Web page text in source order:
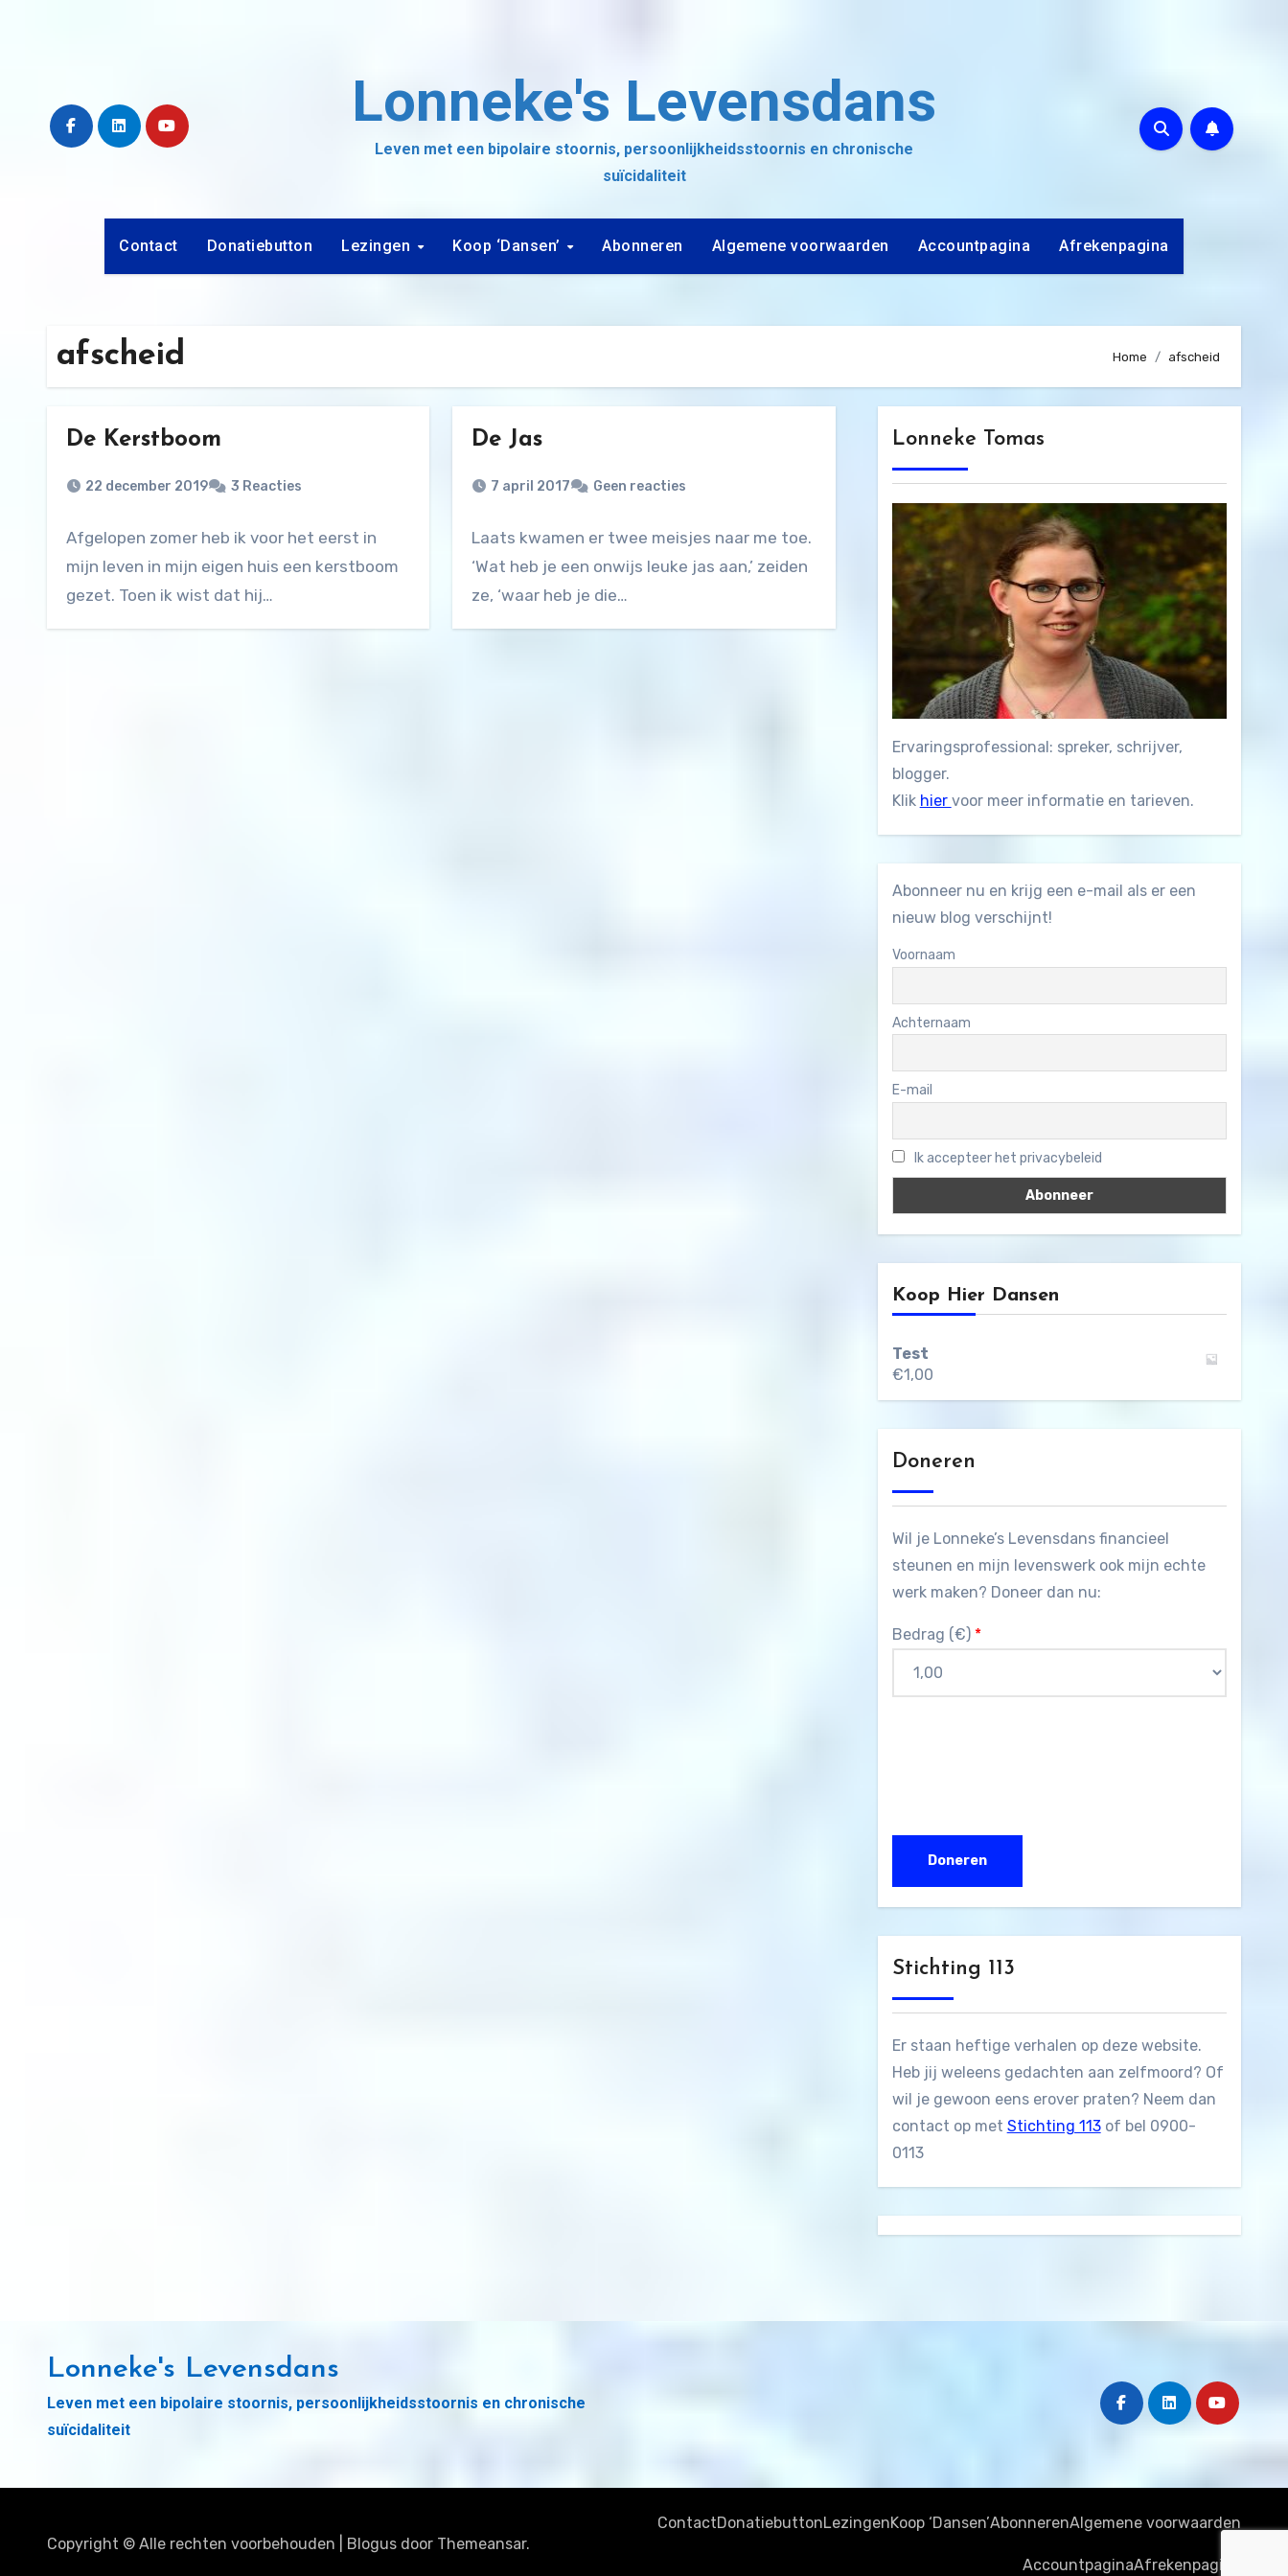
Lonneke's Levensdans
Leven met een bipolaire stoornis, persoonlijkheidsstoornis en chronische
suïcidaliteit
Contact Donatiebutton Lezingen Koop ‘Dansen’ Abonneren Algemene voorwaarden Accountpagina Afrekenpagina
afscheid Home afscheid
De Kerstboom
22 december 2019 3 Reacties
Afgelopen zomer heb ik voor het eerst in
mijn leven in mijn eigen huis een kerstboom
gezet. Toen ik wist dat hij…
De Jas
7 april 2017 Geen reacties
Laats kwamen er twee meisjes naar me toe.
‘Wat heb je een onwijs leuke jas aan,’ zeiden
ze, ‘waar heb je die…
Lonneke Tomas
Ervaringsprofessional: spreker, schrijver,
blogger.
Klik hier voor meer informatie en tarieven.
Abonneer nu en krijg een e-mail als er een
nieuw blog verschijnt!
Voornaam
Achternaam
E-mail
Ik accepteer het privacybeleid
Koop Hier Dansen
Test
€1,00
Doneren
Wil je Lonneke’s Levensdans financieel
steunen en mijn levenswerk ook mijn echte
werk maken? Doneer dan nu:
Bedrag (€) *
Stichting 113
Er staan heftige verhalen op deze website.
Heb jij weleens gedachten aan zelfmoord? Of
wil je gewoon eens erover praten? Neem dan
contact op met Stichting 113of bel 0900-
0113
Lonneke's Levensdans
Leven met een bipolaire stoornis, persoonlijkheidsstoornis en chronische
suïcidaliteit
Copyright © Alle rechten voorbehouden Blogus door Themeansar.
ContactDonatiebuttonLezingenKoop ‘Dansen’AbonnerenAlgemene voorwaarden
AccountpaginaAfrekenpagina